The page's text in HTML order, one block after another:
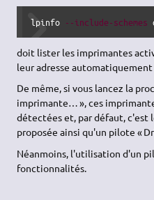
lpinfo --include-schemes
doit lister les imprimantes
leur adresse automatiquement
De même, si vous lancez la
imprimante… », ces
détectées et, par défaut, c'est
proposée ainsi qu'un pilote «
Néanmoins, l'utilisation d'un
fonctionnalités.